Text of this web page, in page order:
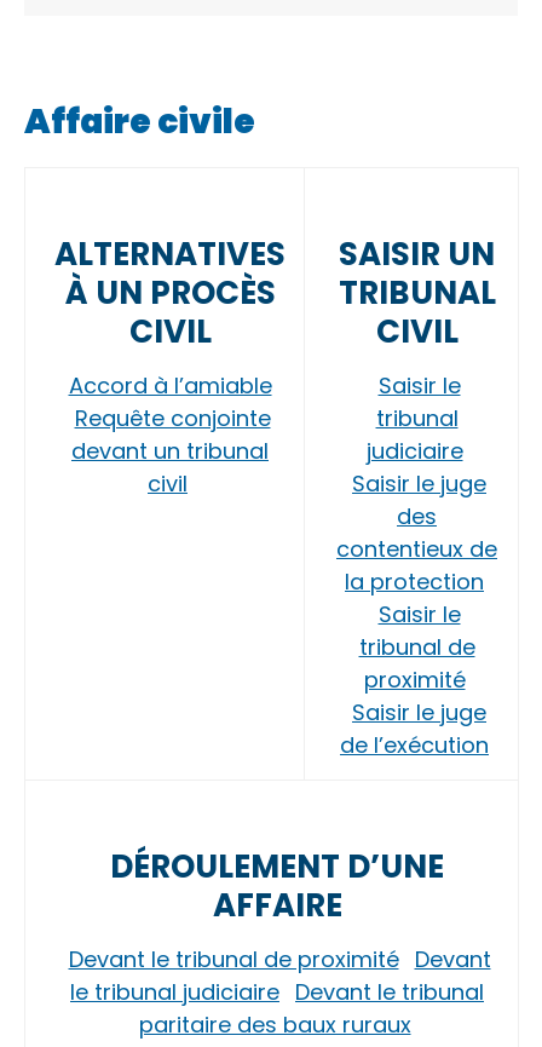
Affaire civile
ALTERNATIVES
À UN PROCÈS
CIVIL
Accord à l’amiable
Requête conjointe
devant un tribunal
civil
SAISIR UN
TRIBUNAL
CIVIL
Saisir le
tribunal
judiciaire
Saisir le juge
des
contentieux de
la protection
Saisir le
tribunal de
proximité
Saisir le juge
de l’exécution
DÉROULEMENT D’UNE
AFFAIRE
Devant le tribunal de proximité Devant
le tribunal judiciaire Devant le tribunal
paritaire des baux ruraux